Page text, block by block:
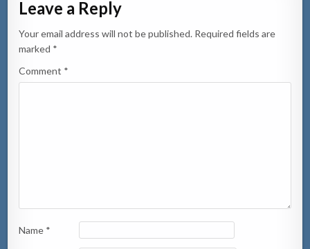
Leave a Reply
Your email address will not be published. Required fields are
marked *
Comment *
Name *